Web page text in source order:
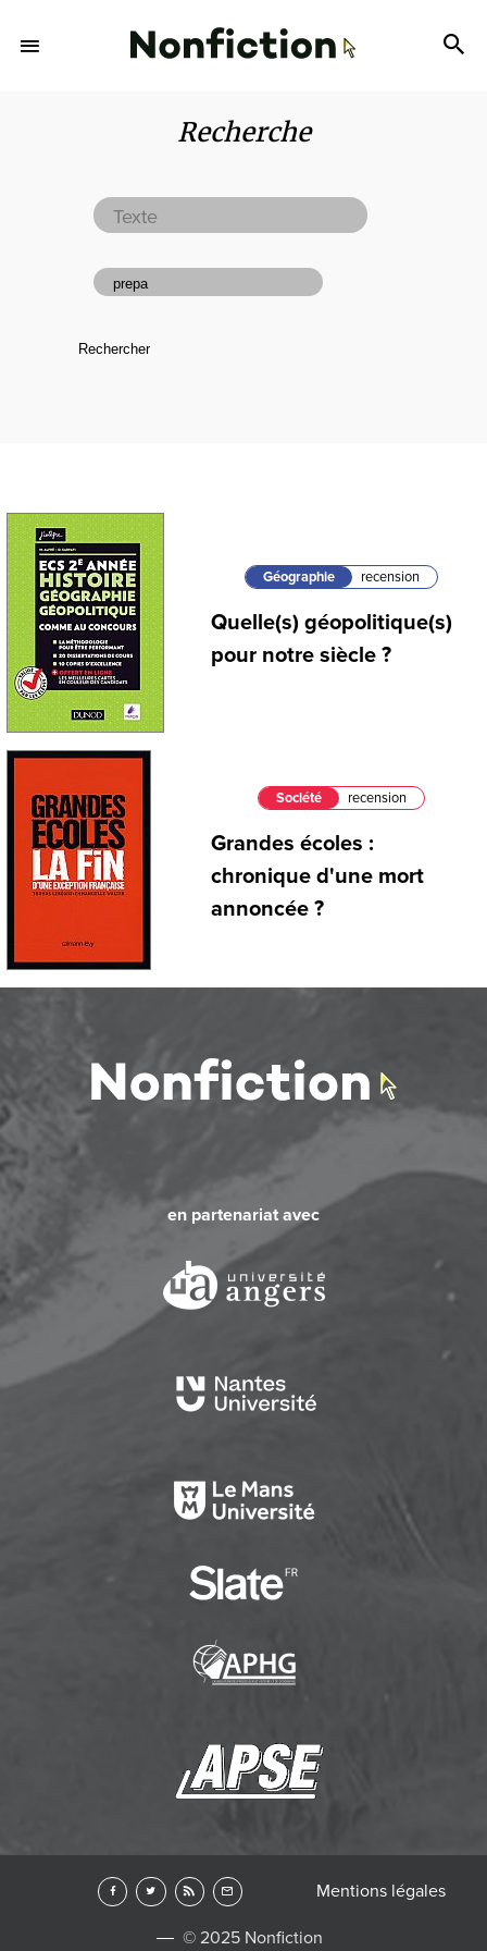
Recherche
Géographie recension
Quelle(s) géopolitique(s)
pour notre siècle ?
Société recension
Grandes écoles :
chronique d'une mort
annoncée ?
en partenariat avec
© 2025 Nonfiction
Mentions légales